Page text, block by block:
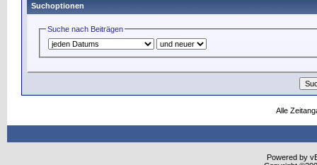
Suchoptionen
Suche nach Beiträgen
Alle
Powered by